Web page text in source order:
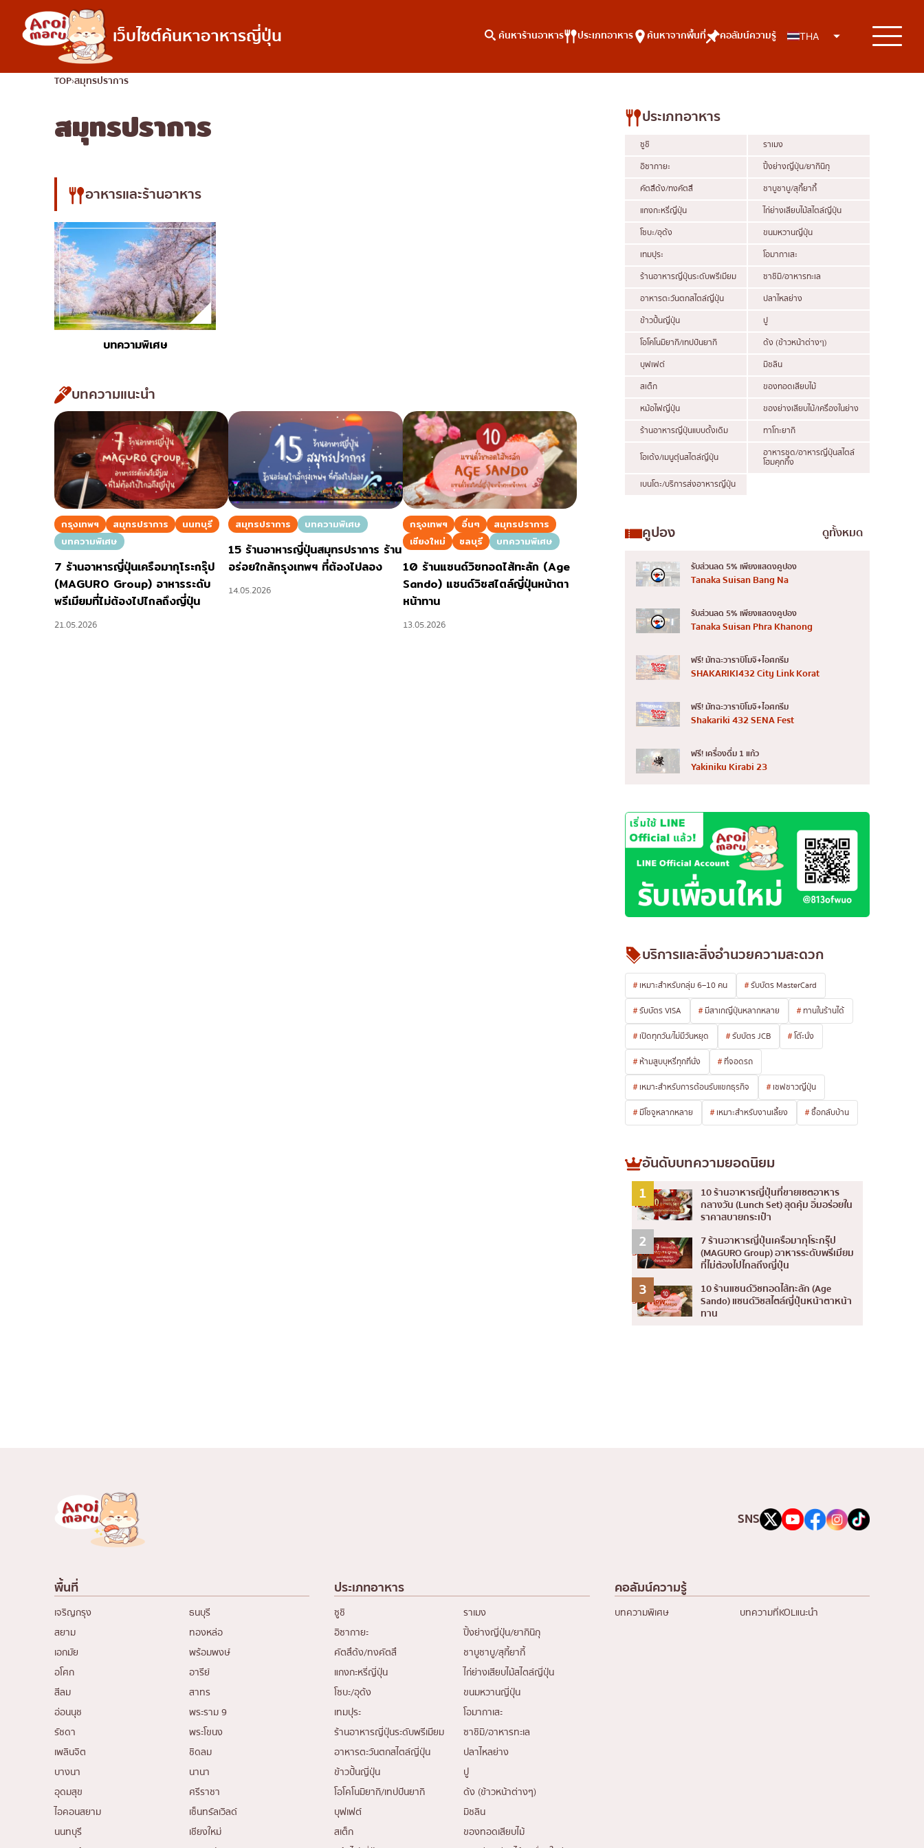
เว็บไซต์ค้นหาอาหารญี่ปุ่น ค้นหาร้านอาหาร ประเภทอาหาร ค้นหาจากพื้นที่ คอลัมน์ความรู้ THA
อาหารญี่ปุ่น
ค้นหาร้านอาหาร
คัตสึด้ง/ทงคัตสึ
ชาบูชาบู/สุกี้ยากี้
แกงกะหรี่ญี่ปุ่น
ไก่ย่างเสียบไม้สไตล์ญี่ปุ่น
โซบะ/อุด้ง
ร้านอาหารญี่ปุ่นระดับพรีเมียม
ซาชิมิ/อาหารทะเล
อาหารตะวันตกสไตล์ญี่ปุ่น
ปลาไหลย่าง
ข้าวปั้นญี่ปุ่น
โอโคโนมิยากิ/เทปปันยากิ
ด้ง (ข้าวหน้าต่างๆ)
พระโขนง
เพลินจิต
ชิดลม
นานา
อุดมสุข
ศรีราชา
TOPสมุทรปราการ
สมุทรปราการ
อาหารและร้านอาหาร
บทความพิเศษ
บทความแนะนำ
กรุงเทพฯ สมุทรปราการ
นนทบุรี
บทความพิเศษ
7 ร้านอาหารญี่ปุ่นเครือมากุโระกรุ๊ป
(MAGURO Group) อาหารระดับ
พรีเมียมที่ไม่ต้องไปไกลถึงญี่ปุ่น
21.05.2026
สมุทรปราการ บทความพิเศษ
15 ร้านอาหารญี่ปุ่นสมุทรปราการ ร้าน
อร่อยใกล้กรุงเทพฯ ที่ต้องไปลอง
14.05.2026
กรุงเทพฯ อื่นๆ
สมุทรปราการ
เชียงใหม่
ชลบุรี บทความพิเศษ
10 ร้านแซนด์วิชทอดไส้ทะลัก (Age
Sando) แซนด์วิชสไตล์ญี่ปุ่นหน้าตา
หน้าทาน
13.05.2026
ประเภทอาหาร
ซูชิ
ราเมง
อิซากายะ
ปิ้งย่างญี่ปุ่น/ยากินิกุ
คัตสึด้ง/ทงคัตสึ
ชาบูชาบู/สุกี้ยากี้
แกงกะหรี่ญี่ปุ่น
ไก่ย่างเสียบไม้สไตล์ญี่ปุ่น
โซบะ/อุด้ง
ขนมหวานญี่ปุ่น
เทมปุระ
โอมากาเสะ
ร้านอาหารญี่ปุ่นระดับพรีเมียม
ซาชิมิ/อาหารทะเล
อาหารตะวันตกสไตล์ญี่ปุ่น
ปลาไหลย่าง
ข้าวปั้นญี่ปุ่น
ปู
โอโคโนมิยากิ/เทปปันยากิ
ด้ง (ข้าวหน้าต่างๆ)
บุฟเฟต์
มิชลิน
สเต็ก
ของทอดเสียบไม้
หม้อไฟญี่ปุ่น
ของย่างเสียบไม้/เครื่องในย่าง
ร้านอาหารญี่ปุ่นแบบดั้งเดิม
ทาโกะยากิ
โอเด้ง/เมนูตุ๋นสไตล์ญี่ปุ่น อาหารชุด/อาหารญี่ปุ่นสไตล์
โฮมคุกกิ้ง
เบนโตะ/บริการส่งอาหารญี่ปุ่น
คูปอง ดูทั้งหมด
รับส่วนลด 5% เพียงแสดงคูปอง
Tanaka Suisan Bang Na
รับส่วนลด 5% เพียงแสดงคูปอง
Tanaka Suisan Phra Khanong
ฟรี! มัทฉะวาราบิโมจิ+ไอศกรีม
SHAKARIKI432 City Link Korat
ฟรี! มัทฉะวาราบิโมจิ+ไอศกรีม
Shakariki 432 SENA Fest
ฟรี! เครื่องดื่ม 1 แก้ว
Yakiniku Kirabi 23
บริการและสิ่งอำนวยความสะดวก
เหมาะสำหรับกลุ่ม 6–10 คน
รับบัตร MasterCard
รับบัตร VISA
มีสาเกญี่ปุ่นหลากหลาย
ทานในร้านได้
เปิดทุกวัน/ไม่มีวันหยุด
รับบัตร JCB
โต๊ะนั่ง
ห้ามสูบบุหรี่ทุกที่นั่ง
ที่จอดรถ
เหมาะสำหรับการต้อนรับแขกธุรกิจ
เชฟชาวญี่ปุ่น
มีโชจูหลากหลาย
เหมาะสำหรับงานเลี้ยง ซื้อกลับบ้าน
อันดับบทความยอดนิยม
1
10 ร้านอาหารญี่ปุ่นที่ขายเซตอาหาร
กลางวัน (Lunch Set) สุดคุ้ม อิ่มอร่อยใน
ราคาสบายกระเป๋า
429View
2
7 ร้านอาหารญี่ปุ่นเครือมากุโระกรุ๊ป
(MAGURO Group) อาหารระดับพรีเมียม
ที่ไม่ต้องไปไกลถึงญี่ปุ่น
316View
3
10 ร้านแซนด์วิชทอดไส้ทะลัก (Age
Sando) แซนด์วิชสไตล์ญี่ปุ่นหน้าตาหน้า
ทาน
306View
SNS
พื้นที่
เจริญกรุง
ธนบุรี
สยาม
ทองหล่อ
เอกมัย
พร้อมพงษ์
อโศก
อารีย์
สีลม
สาทร
อ่อนนุช
พระราม 9
รัชดา
พระโขนง
เพลินจิต
ชิดลม
บางนา
นานา
อุดมสุข
ศรีราชา
ไอคอนสยาม
เซ็นทรัลเวิลด์
นนทบุรี
เชียงใหม่
ประเภทอาหาร
ซูชิ
ราเมง
อิซากายะ
ปิ้งย่างญี่ปุ่น/ยากินิกุ
คัตสึด้ง/ทงคัตสึ
ชาบูชาบู/สุกี้ยากี้
แกงกะหรี่ญี่ปุ่น
ไก่ย่างเสียบไม้สไตล์ญี่ปุ่น
โซบะ/อุด้ง
ขนมหวานญี่ปุ่น
เทมปุระ
โอมากาเสะ
ร้านอาหารญี่ปุ่นระดับพรีเมียม
ซาชิมิ/อาหารทะเล
อาหารตะวันตกสไตล์ญี่ปุ่น
ปลาไหลย่าง
ข้าวปั้นญี่ปุ่น
ปู
โอโคโนมิยากิ/เทปปันยากิ
ด้ง (ข้าวหน้าต่างๆ)
บุฟเฟต์
มิชลิน
สเต็ก
ของทอดเสียบไม้
คอลัมน์ความรู้
บทความพิเศษ บทความที่KOLแนะนำ